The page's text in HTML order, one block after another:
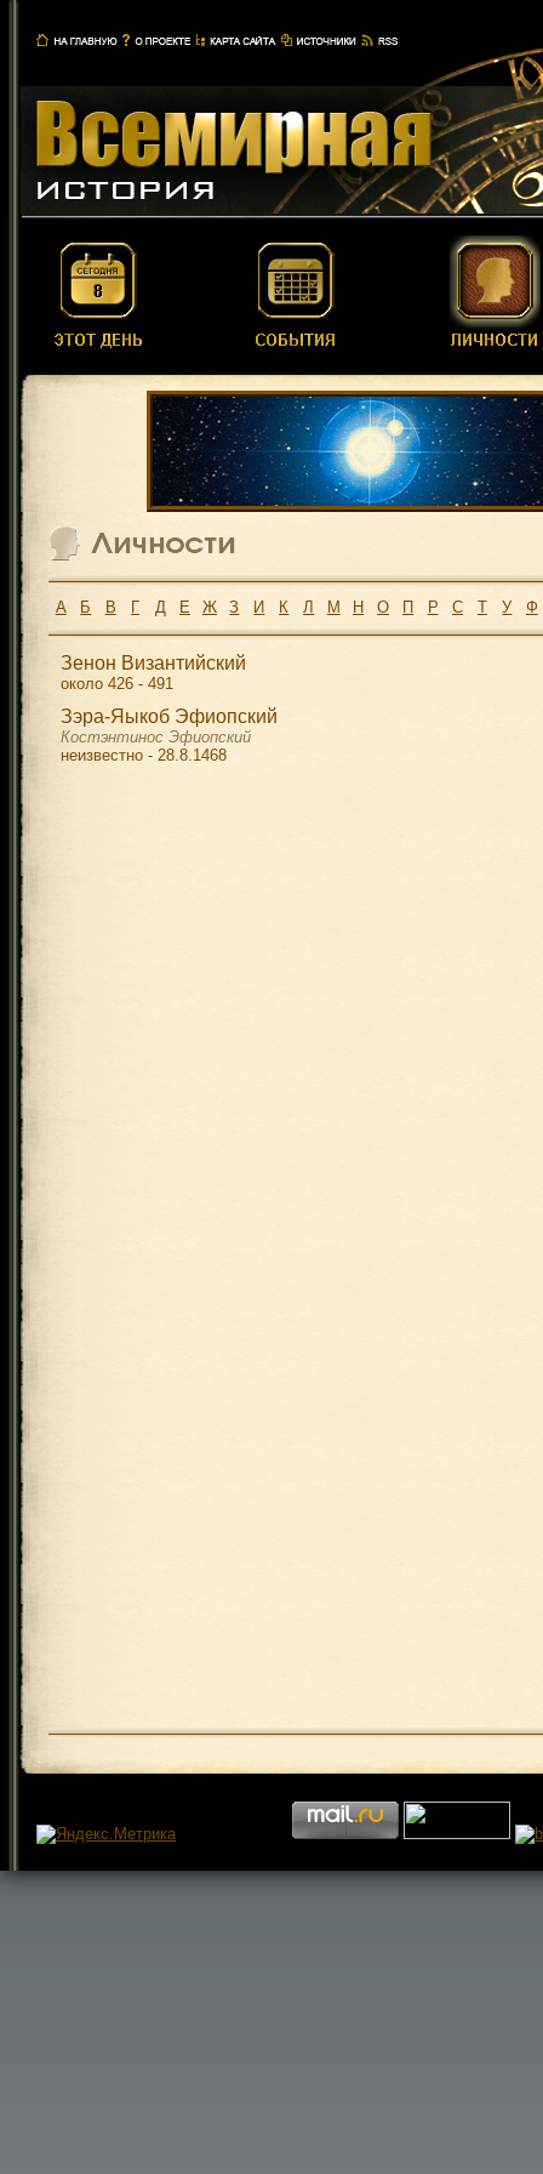
А Б В Г Д Е Ж З И К Л М Н О П Р С Т У Ф
Зенон Византийский
около 426 - 491
Зэра-Яыкоб Эфиопский
Костэнтинос Эфиопский
неизвестно - 28.8.1468